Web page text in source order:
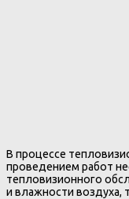
В процессе
проведением работ
тепловизионного
и влажности воздуха,